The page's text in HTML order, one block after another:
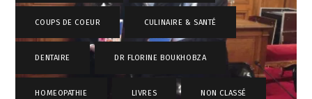
COUPS DE COEUR , CULINAIRE & SANTÉ ,
DENTAIRE DR FLORINE BOUKHOBZA ,
HOMEOPATHIE LIVRES , NON CLASSÉ